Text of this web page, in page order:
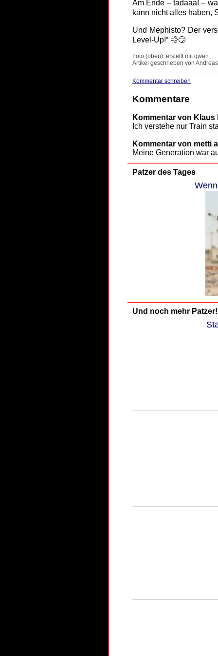
Am Ende – tadaaa! –
kann nicht alles haben,
Und Mephisto? Der
Level-Up!“ 💨😏
Foto (oben): erstellt mit qwen
Artikel geschrieben von
Kommentar schreiben
Kommentare
Kommentar von Klaus
Ich verstehe nur Train
Kommentar von metti
Meine Generation war
Patzer des Tages
Und noch mehr Patzer!